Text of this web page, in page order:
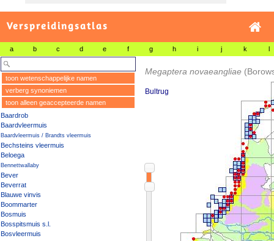
Verspreidingsatlas
a b c d e f g h i j k l
toon wetenschappelijke namen
verberg synoniemen
toon alleen geaccepteerde namen
Baardrob
Baardvleermuis
Baardvleermuis / Brandts vleermuis
Bechsteins vleermuis
Beloega
Bennettwallaby
Bever
Beverrat
Blauwe vinvis
Boommarter
Bosmuis
Bosspitsmuis s.l.
Bosvleermuis
Megaptera novaeangliae
Bultrug